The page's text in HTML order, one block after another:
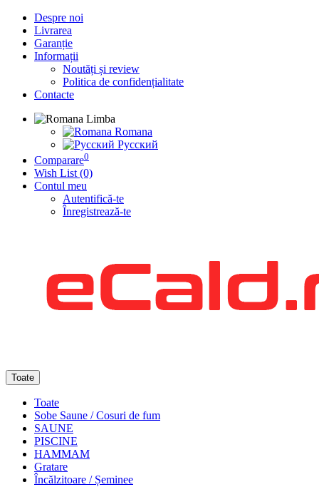
Despre noi
Livrarea
Garanție
Informații
Noutăți și review
Politica de confidențialitate
Contacte
Limba
Romana
Русский
Comparare0
Wish List (0)
Contul meu
Autentifică-te
Înregistrează-te
Toate
Toate
Sobe Saune / Cosuri de fum
SAUNE
PISCINE
HAMMAM
Gratare
Încălzitoare / Șeminee